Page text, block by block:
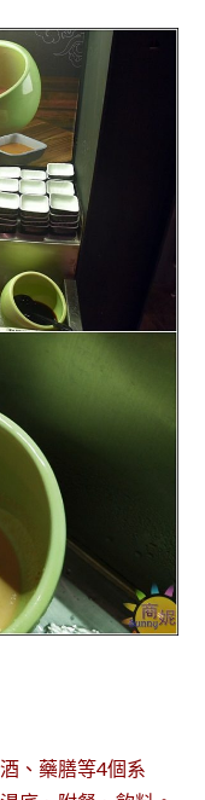
、藥膳等4個系